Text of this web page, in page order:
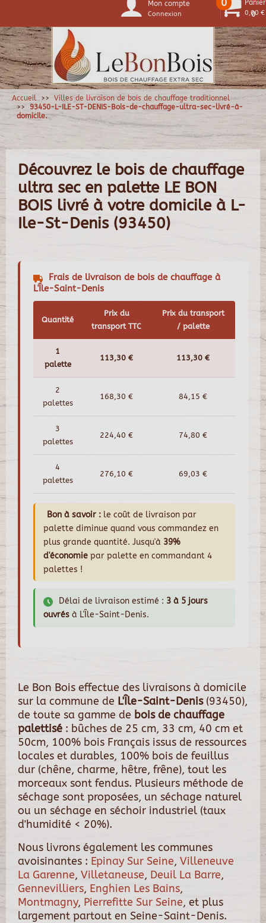
0
Mon compte
Connexion
0 Panier
0,00 €
Accueil
Villes de livraison de bois de chauffage traditionnel
93450-L-ILE-ST-DENIS-Bois-de-chauffage-ultra-sec-livré-à-
domicile.
Découvrez le bois de chauffage
ultra sec en palette LE BON
BOIS livré à votre domicile à L-
Ile-St-Denis (93450)
Frais de livraison de bois de chauffage à
L'Île-Saint-Denis
Quantité
Prix du
transport TTC
Prix du transport
/ palette
1
palette
113,30 € 113,30 €
2
palettes
168,30 € 84,15 €
3
palettes
224,40 € 74,80 €
4
palettes
276,10 € 69,03 €
Bon à savoir : le coût de livraison par
palette diminue quand vous commandez en
plus grande quantité. Jusqu'à 39%
d'économie par palette en commandant 4
palettes !
Délai de livraison estimé : 3 à 5 jours
ouvrés à L'Île-Saint-Denis.
Le Bon Bois effectue des livraisons à domicile
sur la commune de L'Île-Saint-Denis(93450),
de toute sa gamme de bois de chauffage
palettisé : bûches de 25 cm, 33 cm, 40 cm et
50cm, 100% bois Français issus de ressources
locales et durables, 100% bois de feuillus
dur (chêne, charme, hêtre, frêne), tout les
morceaux sont fendus. Plusieurs méthode de
séchage sont proposées, un séchage naturel
ou un séchage en séchoir industriel (taux
d'humidité < 20%).
Nous livrons également les communes
avoisinantes : Epinay Sur Seine, Villeneuve
La Garenne, Villetaneuse, Deuil La Barre,
Gennevilliers, Enghien Les Bains,
Montmagny, Pierrefitte Sur Seine, et plus
largement partout en Seine-Saint-Denis.